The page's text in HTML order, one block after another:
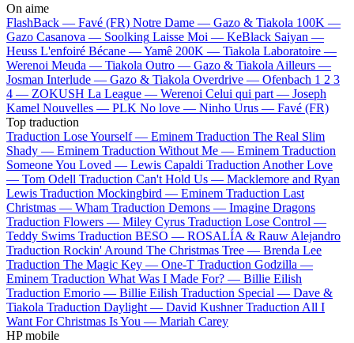
On aime
FlashBack — Favé (FR) Notre Dame — Gazo & Tiakola 100K —
Gazo Casanova — Soolking Laisse Moi — KeBlack Saiyan —
Heuss L'enfoiré Bécane —Yamê 200K — Tiakola Laboratoire —
Werenoi Meuda — Tiakola Outro — Gazo & Tiakola Ailleurs —
Josman Interlude — Gazo & Tiakola Overdrive — Ofenbach 1 2 3
4 — ZOKUSH La League — Werenoi Celui qui part — Joseph
Kamel Nouvelles — PLK No love — Ninho Urus — Favé (FR)
Top traduction
Traduction Lose Yourself — Eminem Traduction The Real Slim
Shady — Eminem Traduction Without Me — Eminem Traduction
Someone You Loved — Lewis Capaldi Traduction Another Love
— Tom Odell Traduction Can't Hold Us — Macklemore and Ryan
Lewis Traduction Mockingbird — Eminem Traduction Last
Christmas — Wham Traduction Demons — Imagine Dragons
Traduction Flowers — Miley Cyrus Traduction Lose Control —
Teddy Swims Traduction BESO — ROSALÍA & Rauw Alejandro
Traduction Rockin' Around The Christmas Tree — Brenda Lee
Traduction The Magic Key — One-T Traduction Godzilla —
Eminem Traduction What Was I Made For? — Billie Eilish
Traduction Emorio — Billie Eilish Traduction Special — Dave &
Tiakola Traduction Daylight — David Kushner Traduction All I
Want For Christmas Is You — Mariah Carey
HP mobile